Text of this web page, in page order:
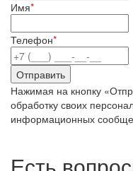
Имя*
Телефон*
Нажимая на кнопку
обработку своих
информационных